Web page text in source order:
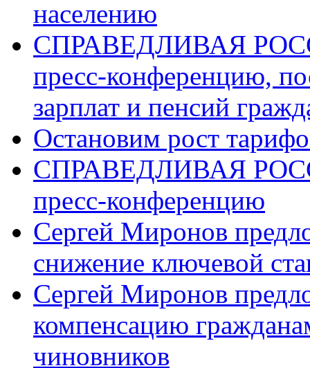
населению
СПРАВЕДЛИВАЯ
пресс-конференцию,
зарплат и пенсий
Остановим рост
СПРАВЕДЛИВАЯ
пресс-конференцию
Сергей Миронов
снижение ключевой
Сергей Миронов
компенсацию
чиновников